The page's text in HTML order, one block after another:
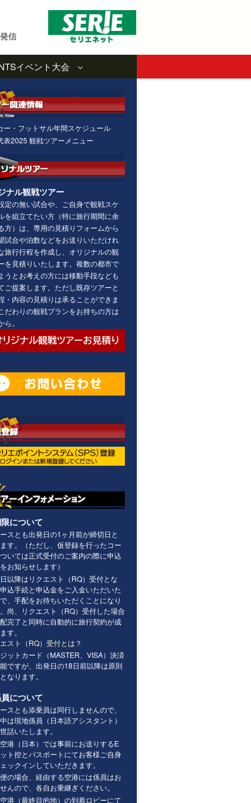
信
イベント大会
ー・フットサル年間スケジュール
表2025 観戦ツアーメニュー
ナル観戦ツアー
定の無い試合や、ご自身で観戦スケ
を組立てたい方（特に旅行期間に余
方）は、専用の見積りフォームから
試合や泊数などをお送りいただけれ
旅行行程を作成し、オリジナルの観
を見積りいたします。複数の都市で
うとお考えの方には移動手段なども
ご提案します。ただし既存ツアーと
・内容の見積りは承ることができま
だわりの観戦プランをお持ちの方は
ら。
について
スとも出発日の1ヶ月前が締切日と
す。（ただし、仮登録を行ったコー
いては正式受付のご案内の際に申込
お知らせします）
以降はリクエスト（RQ）受付とな
込手続と申込金をご入金いただいた
、手配をお待ちいただくことになり
尚、リクエスト（RQ）受付した場合
完了と同時に自動的に旅行契約が成
す。
スト（RQ）受付とは？
ットカード（MASTER、VISA）決済
ですが、出発日の18日前以降は原則
なります。
について
スとも添乗員は同行しませんので、
は現地係員（日本語アシスタント）
話いたします。
港（日本）では事前にお送りするE
ト控とパスポートにてお客様ご自身
ックインしていただきます。
の場合、経由する空港には係員はお
んので、各自お乗継ぎください。
港（最終目的地）の到着ロビーにて